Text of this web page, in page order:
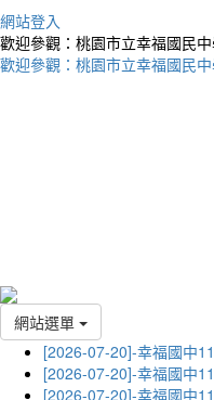
網站登入
歡迎參觀：桃園市立幸福國民
歡迎參觀：桃園市立幸福國民
網站選單
[2026-07-20]-幸福國中
[2026-07-20]-幸福國中
[2026-07-20]-幸福國中